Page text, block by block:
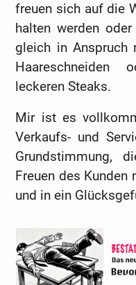
freuen sich auf die
halten werden
gleich in Anspruch
Haareschneiden
leckeren Steaks.
Mir ist es
Verkaufs- und
Grundstimmung,
Freuen des Kunden
und in ein